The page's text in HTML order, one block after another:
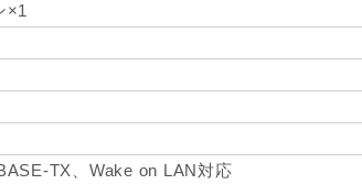
×1
TX、Wake on LAN対応